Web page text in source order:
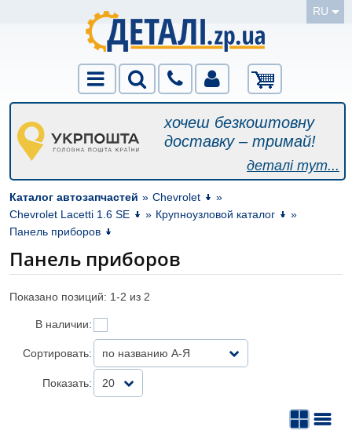
RU
хочеш безкоштовну
доставку – тримай!
деталі тут...
Каталог автозапчастей » Chevrolet
»
Chevrolet Lacetti 1.6 SE
» Крупноузловой каталог
»
Панель приборов
Панель приборов
Показано позиций: 1-2 из 2
В наличии:
Сортировать: по названию А-Я
Показать: 20